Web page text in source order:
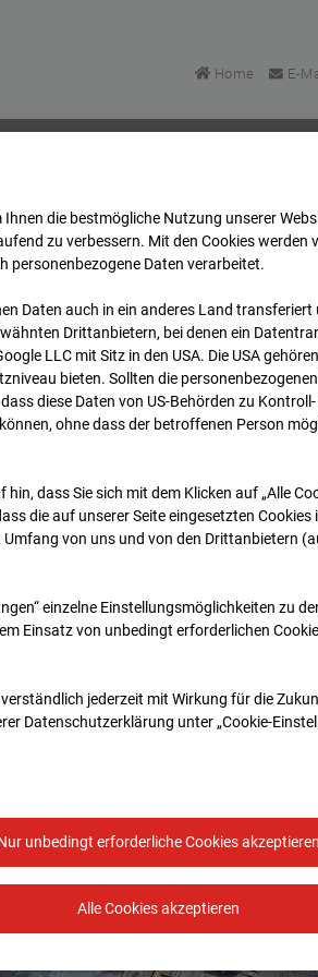
Home E-
2026 06 03 12:05
die best­mögliche Nutzung unserer
zu verbessern. Mit den Cookies werden
personenbezogene Daten verarbeitet.
Daten auch in ein anderes Land transferiert
Drittanbietern, bei denen ein
LLC mit Sitz in den USA. Die USA
bieten. Sollten die
diese Daten von US-Behörden zu
ohne dass der betroffenen Person
dass Sie sich mit dem Klicken auf „Alle
die auf unserer Seite eingesetzten Cookies
von uns und von den Drittanbietern
einzelne Einstellungsmöglichkeiten zu
Einsatz von unbedingt erforderlichen
jederzeit mit Wirkung für die
Datenschutzerklärung unter „Cookie-
unbedingt erforderliche Cookies akzeptieren
Alle Cookies akzeptieren